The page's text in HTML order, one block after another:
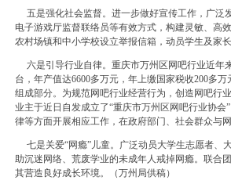
五是强化社会监督。进一步做好宣传工作，广泛
电子游戏厅监督联络员等有效方式，构建灵敏、高
农村场镇和中小学校设立举报信箱，动员学生及家
六是引导行业自律。重庆市万州区网吧行业近年
台，年产值达6600多万元，年上缴国家税收200多
组成部分。为规范网吧行业经营行为，创造网吧行
业主于近日自发成立了“重庆市万州区网吧行业协
律等方面开展相应工作，在政府部门、社会群众与
七是关爱“网瘾”儿童。广泛动员大学生志愿者、
助沉迷网络、荒废学业的未成年人戒掉网瘾。联合
其营造良好成长环境。（万州局供稿）